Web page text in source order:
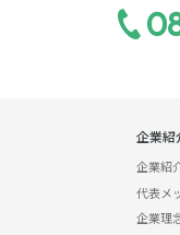
企業紹
企業紹
代表メ
企業理